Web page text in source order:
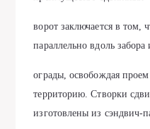
ворот заключается в том,
параллельно вдоль забора
ограды, освобождая
территорию. Створки
изготовлены из сэндвич-